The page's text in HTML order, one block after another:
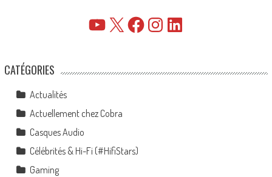
YouTube FacebookInstagramLinkedIn
CATÉGORIES
Actualités
Actuellement chez Cobra
Casques Audio
Célébrités & Hi-Fi (#HifiStars)
Gaming